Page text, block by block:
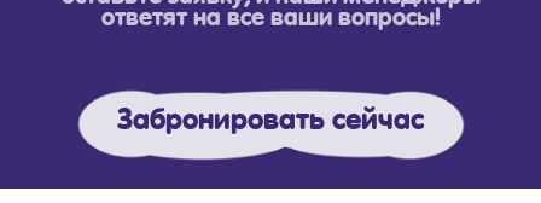
ответят на все ваши вопросы!
Забронировать сейчас